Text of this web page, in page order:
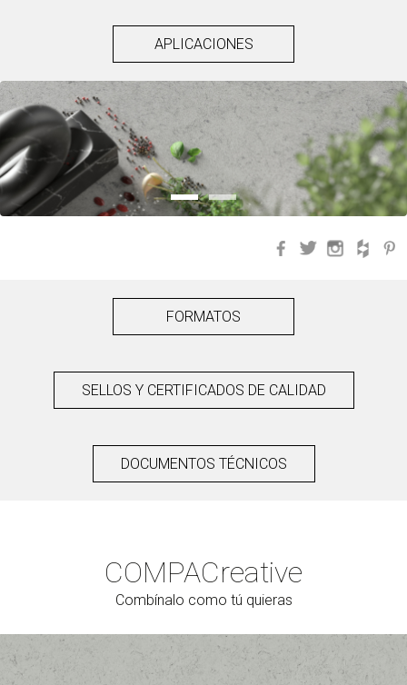
APLICACIONES
Facebook
Twitter
FORMATOS
SELLOS Y CERTIFICADOS DE CALIDAD
DOCUMENTOS TÉCNICOS
COMPACreative
Combínalo como tú quieras